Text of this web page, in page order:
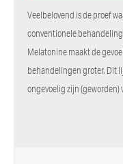
Veelbelovend is de proef
conventionele
Melatonine maakt de
behandelingen groter. Dit
ongevoelig zijn